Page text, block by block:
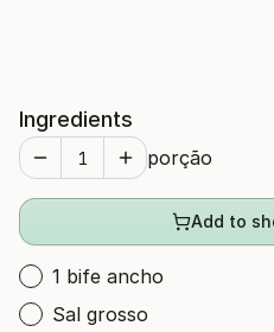
Ingredients
porção
Add to
1 bife ancho
Sal grosso